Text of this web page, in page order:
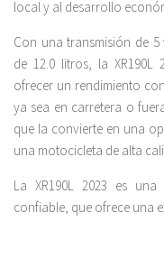
local y al desarrollo
Con una transmisión de
de 12.0 litros, la XR190L
ofrecer un rendimiento
ya sea en carretera o
que la convierte en una
una motocicleta de alta
La XR190L 2023 es
confiable, que ofrece una